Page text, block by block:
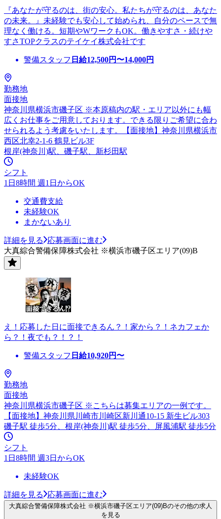
『あなたが守るのは、街の安心。私たちが守るのは、あなた
の未来。』未経験でも安心して始められ、自分のペースで無
理なく働ける。短期やWワークもOK。働きやすさ・続けや
すさTOPクラスのテイケイ株式会社です
警備スタッフ 日給12,500円〜14,000円
勤務地
面接地
神奈川県横浜市磯子区 ※本原稿内の駅・エリア以外にも幅
広くお仕事をご用意しております。できる限りご希望に合わ
せられるよう考慮をいたします。【面接地】神奈川県横浜市
西区北幸2-1-6 鶴見ビル3F
根岸(神奈川)駅、磯子駅、新杉田駅
シフト
1日8時間 週1日からOK
交通費支給
未経験OK
まかないあり
詳細を見る
応募画面に進む
大真綜合警備保障株式会社 ※横浜市磯子区エリア(09)B
え！応募した日に面接できるん？！家から？！ネカフェか
ら？！夜でも？！？！
警備スタッフ 日給10,920円〜
勤務地
面接地
神奈川県横浜市磯子区 ※こちらは募集エリアの一例です。
【面接地】神奈川県川崎市川崎区新川通10-15 新生ビル303
磯子駅 徒歩5分、根岸(神奈川)駅 徒歩5分、屏風浦駅 徒歩5分
シフト
1日8時間 週3日からOK
未経験OK
詳細を見る 応募画面に進む
大真綜合警備保障株式会社 ※横浜市磯子区エリア(09)Bのその他の求人
を見る